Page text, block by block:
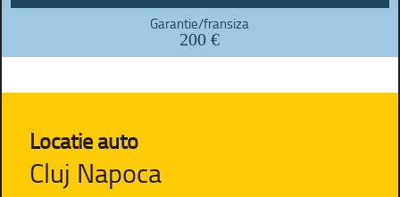
Garantie/fransiza
200 €
Locatie auto
Cluj Napoca